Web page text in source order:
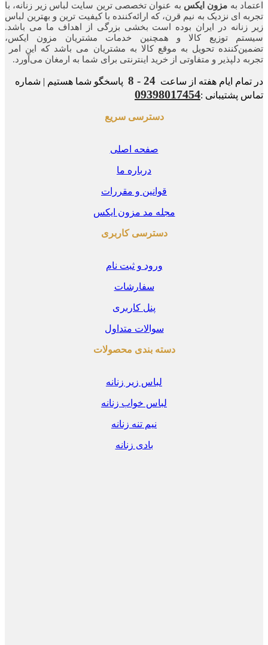
بهمزون ایکس به عنوان تخصصی ترین سایت لباس زیر زنانه، با
ای نزدیک به نیم قرن، که ارائه‌کننده با کیفیت ترین و بهترین لباس
زنانه در ایران بوده ‌است بخشی بزرگی از اهداف ما می باشد.
توزیع کالا و همچنین خدمات مشتریان مزون ایکس،
تحویل به موقع کالا به مشتریان می باشد که این امر
دلپذیر و متفاوتی از خرید اینترنتی برای شما به ارمغان می‌آورد.
ایام هفته از ساعت24 - 8
پاسخگو شما هستیم | شماره
پشتیبانی :09398017454
دسترسی سریع
صفحه اصلی
درباره ما
قوانین و مقررات
مجله مد مزون ایکس
دسترسی کاربری
ورود و ثبت نام
سفارشات
پنل کاربری
سوالات متداول
دسته بندی محصولات
لباس زیر زنانه
لباس خواب زنانه
نیم تنه زنانه
بادی زنانه